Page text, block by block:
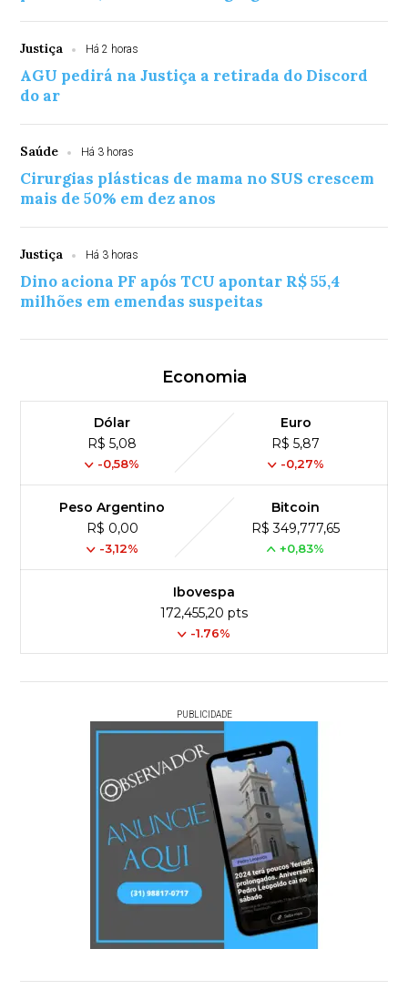
Justiça Há 2 horas
AGU pedirá na Justiça a retirada do Discord
do ar
Saúde Há 3 horas
Cirurgias plásticas de mama no SUS crescem
mais de 50% em dez anos
Justiça Há 3 horas
Dino aciona PF após TCU apontar R$ 55,4
milhões em emendas suspeitas
Economia
Dólar
R$ 5,08
-0,58%
Euro
R$ 5,87
-0,27%
Peso Argentino
R$ 0,00
-3,12%
Bitcoin
R$ 349,777,65
+0,83%
Ibovespa
172,455,20 pts
-1.76%
PUBLICIDADE